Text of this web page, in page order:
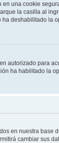
una cookie
la casilla al
ha deshabilitado la
autorizado para
ha habilitado la
en nuestra
cambiar sus